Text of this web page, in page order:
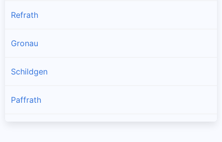
Refrath
Gronau
Schildgen
Paffrath